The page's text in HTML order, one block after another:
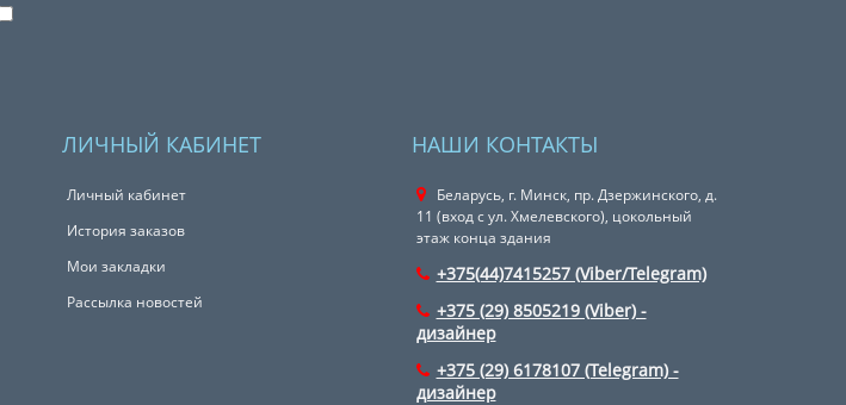
ЛИЧНЫЙ КАБИНЕТ
Личный кабинет
История заказов
Мои закладки
Рассылка новостей
НАШИ КОНТАКТЫ
Беларусь, г. Минск, пр. Дзержинского, д.
11 (вход с ул. Хмелевского), цокольный
этаж конца здания
+375(44)7415257 (Viber/Telegram)
+375 (29) 8505219 (Viber) -
дизайнер
+375 (29) 6178107 (Telegram) -
дизайнер